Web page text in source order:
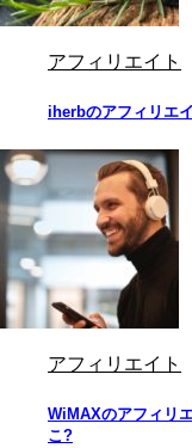
アフィリエイト
iherbのアフィリエ
アフィリエイト
WiMAXのアフィリ
こ?